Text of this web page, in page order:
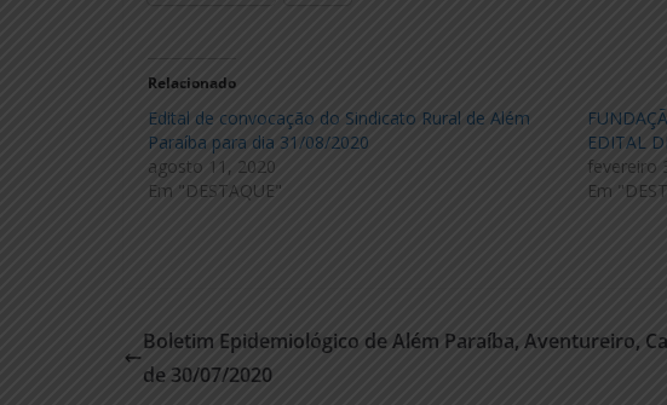
Relacionado
Edital de convocação do Sindicato Rural de Além
Paraíba para dia 31/08/2020
agosto 11, 2020
Em "DESTAQUE"
EDITAL
fevereiro
Em
Boletim Epidemiológico de Além Paraíba, Aventureiro,
de 30/07/2020